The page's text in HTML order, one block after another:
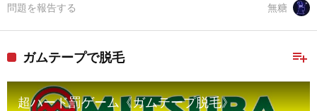
無糖
問題を報告する
playlist_add
ガムテープで脱毛
超ハード罰ゲーム《ガムテープ脱毛》